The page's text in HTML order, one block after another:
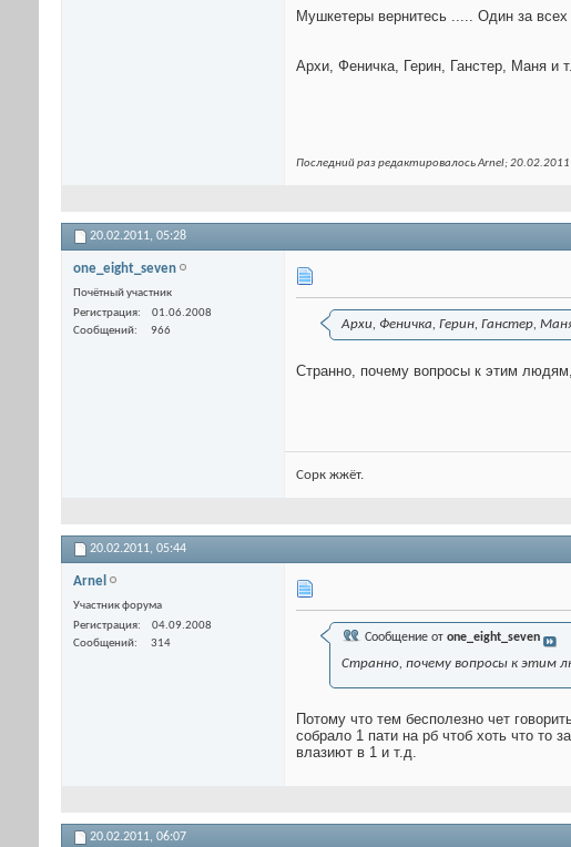
Мушкетеры вернитесь ..... Один за всех
Архи, Феничка, Герин, Ганстер, Маня и
Последний раз редактировалось Arnel; 20.02.2011
20.02.2011, 05:28
one_eight_seven
Почётный участник
Регистрация
01.06.2008
Сообщений
966 Архи, Феничка, Герин, Ганстер,
Странно, почему вопросы к этим
Сорк жжёт.
20.02.2011, 05:44
Arnel
Участник форума
Регистрация
04.09.2008
Сообщений
314 Сообщение от one_eight_seven
Странно, почему вопросы к этим
Потому что тем бесполезно чет
собрало 1 пати на рб чтоб хоть что то
влазиют в 1 и т.д.
20.02.2011, 06:07